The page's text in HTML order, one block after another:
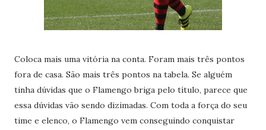
Coloca mais uma vitória na conta. Foram mais três pontos
fora de casa. São mais três pontos na tabela. Se alguém
tinha dúvidas que o Flamengo briga pelo título, parece que
essa dúvidas vão sendo dizimadas. Com toda a força do seu
time e elenco, o Flamengo vem conseguindo conquistar